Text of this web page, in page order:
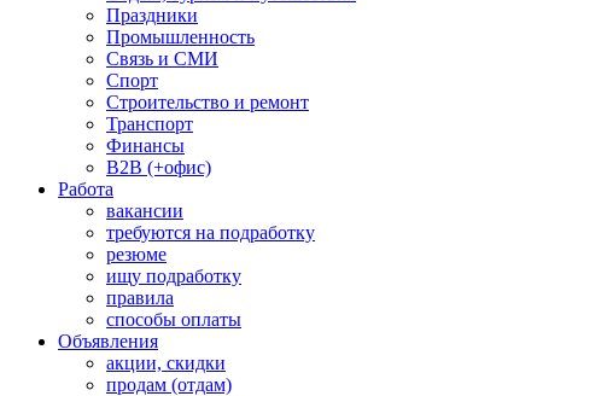
Праздники
Промышленность
Связь и СМИ
Спорт
Строительство и ремонт
Транспорт
Финансы
B2B (+офис)
Работа
вакансии
требуются на подработку
резюме
ищу подработку
правила
способы оплаты
Объявления
акции, скидки
продам (отдам)